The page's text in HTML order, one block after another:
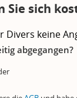
Sie sich
Divers keine
abgegangen?